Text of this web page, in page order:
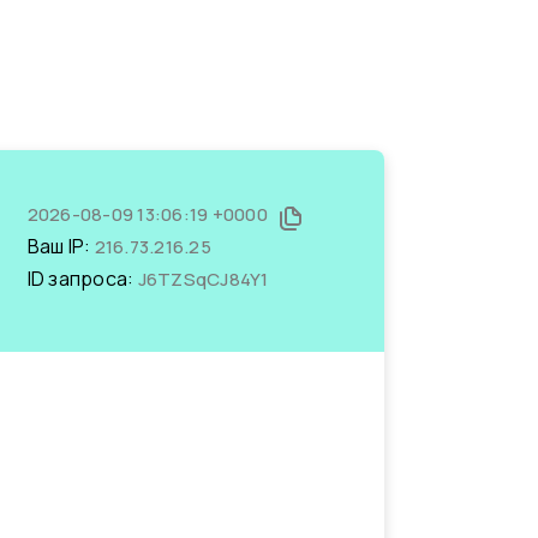
2026-08-09 13:06:19 +0000
Ваш IP: 216.73.216.25
ID запроса: J6TZSqCJ84Y1